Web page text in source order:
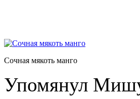
Сочная мякоть манго
Упомянул Мишу